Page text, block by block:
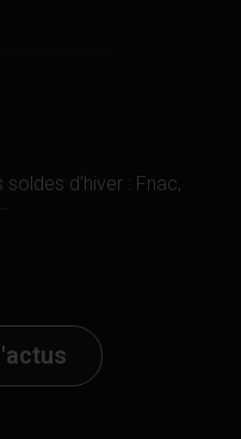
d’hiver : Fnac,